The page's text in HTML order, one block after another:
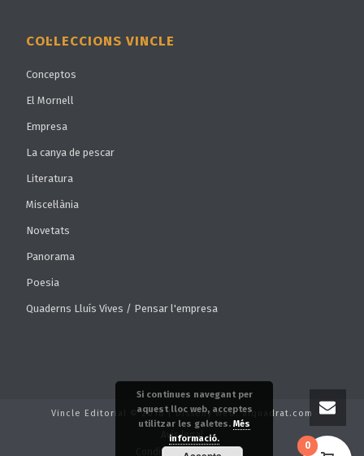
COL·LECCIONS VINCLE
Conceptos
El Mornell
Empresa
La canya de pescar
Literatura
Miscel·lània
Novetats
Panorama
Poesia
Quaderns Lluís Vives / Pensar l'empresa
Vincle Editorial © 2018 | Disseny web: alquadrat.com
Avís legal
Condicions de venda
0
Si continues navegant per
aquest lloc web, acceptes
utilitzar les galetes. Més
informació.